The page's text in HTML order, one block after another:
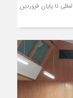
تا پایان فروردین